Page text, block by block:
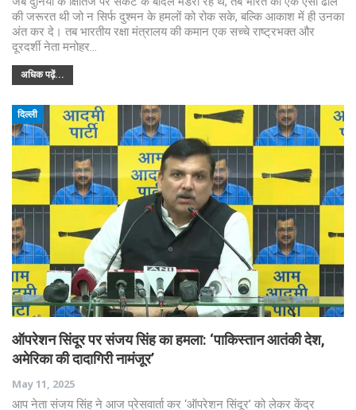
की जरूरत थी जो न सिर्फ दुश्मन के हमलों को रोक सके, बल्कि आकाश में ही उनका
अंत कर दे। तब भारतीय रक्षा मंत्रालय की कमान एक सच्चे राष्ट्रभक्त और
दूरदर्शी नेता मनोहर…
अधिक पढ़ें...
दिल्ली
ऑपरेशन सिंदूर पर संजय सिंह का हमला: ‘पाकिस्तान आतंकी देश,
अमेरिका की दादागिरी नामंजूर’
May 11, 2025
आप नेता संजय सिंह ने आज प्रेसवार्ता कर ‘ऑपरेशन सिंदूर’ को लेकर केंद्र